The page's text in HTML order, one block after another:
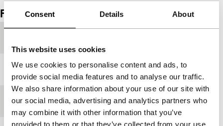
Consent Details About
This website uses cookies
We use cookies to personalise content and ads, to
provide social media features and to analyse our traffic.
We also share information about your use of our site with
our social media, advertising and analytics partners who
may combine it with other information that you’ve
provided to them or that they’ve collected from your use
Film details
Jaar 2008
Festivaleditie IFFR 2009